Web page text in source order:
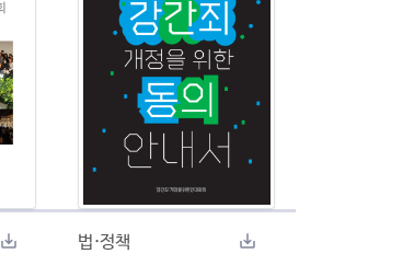
법·정책